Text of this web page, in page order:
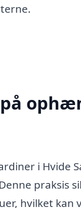
i Hvide
praksis
hvilket